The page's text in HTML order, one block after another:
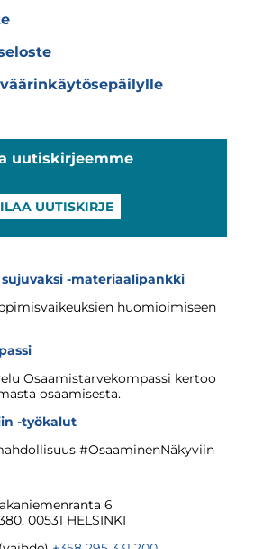
uutiskirjeemme
UUTISKIRJE
-materiaalipankki
huomioimiseen
Osaamistarvekompassi kertoo
osaamisesta.
-työkalut
#OsaaminenNäkyviin
6
00531 HELSINKI